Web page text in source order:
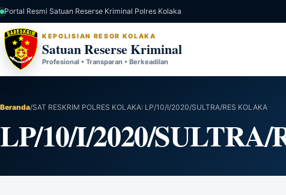
Portal Resmi Satuan Reserse Kriminal Polres Kolaka
KEPOLISIAN RESOR KOLAKA
Satuan Reserse Kriminal
Profesional • Transparan • Berkeadilan
Beranda/SAT RESKRIM POLRES KOLAKA: LP/10/I/2020/SULTRA/RES KOLAKA
LP/10/I/2020/